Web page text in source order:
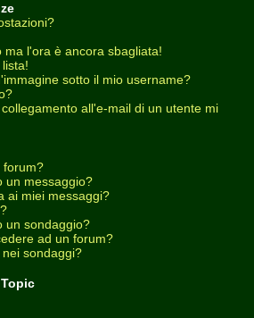
ma l'ora è ancora sbagliata!
sotto il mio username?
all'e-mail di un utente mi
forum?
un messaggio?
ai miei messaggi?
un sondaggio?
ad un forum?
sondaggi?